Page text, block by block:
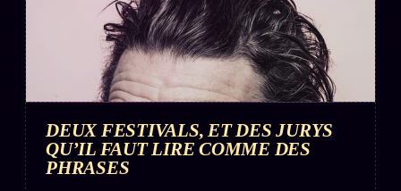
Charte éditoriale
Studios
Words Radio FM
PRATIQUE + LÉGAL
DEUX FESTIVALS, ET DES JURYS
QU’IL FAUT LIRE COMME DES
PHRASES